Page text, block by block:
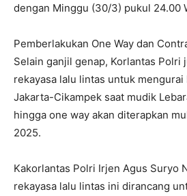
dengan Minggu (30/3) pukul 24.00
Pemberlakukan One Way dan
Selain ganjil genap, Korlantas Polri
rekayasa lalu lintas untuk mengurai
Jakarta-Cikampek saat mudik
hingga one way akan diterapkan
2025.
Kakorlantas Polri Irjen Agus Suryo
rekayasa lalu lintas ini dirancang